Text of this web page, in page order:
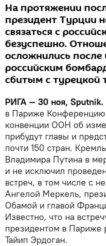
На протяжении
президент Турции
связаться с
безуспешно.
осложнились после
российским
сбитым с турецкой
РИГА — 30 ноя, Sputnik.
в Париже Конференцию
конвенции ООН об
прибудут главы и
почти 150 стран.
Владимира Путина в
и не исключил
встреч, в том числе с
Ангелой Меркель,
Обамой и главой
Известно, что на
президентом в Париже
Тайип Эрдоган.